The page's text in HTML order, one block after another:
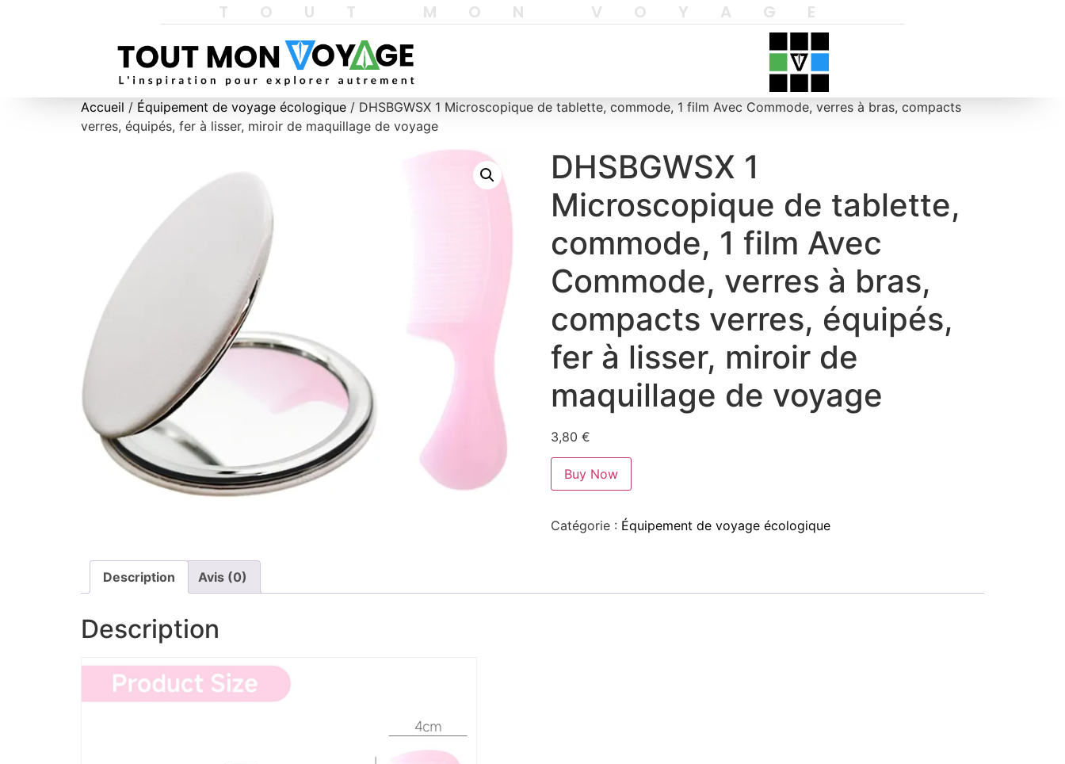
TOUT MON VOYAGE
Accueil / Équipement de voyage écologique / DHSBGWSX 1 Microscopique de tablette, commode, 1 film Avec Commode, verres à bras, compacts
verres, équipés, fer à lisser, miroir de maquillage de voyage
DHSBGWSX 1
Microscopique de tablette,
commode, 1 film Avec
Commode, verres à bras,
compacts verres, équipés,
fer à lisser, miroir de
maquillage de voyage
3,80 €
Buy Now
Catégorie : Équipement de voyage écologique
Description Avis (0)
Description